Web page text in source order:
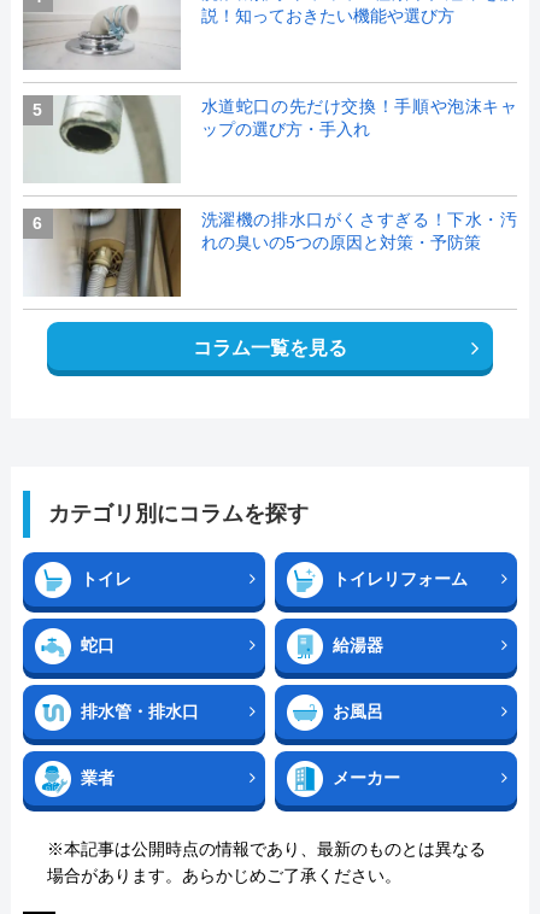
説！知っておきたい機能や選び方
5
水道蛇口の先だけ交換！手順や泡沫キャ
ップの選び方・手入れ
6
洗濯機の排水口がくさすぎる！下水・汚
れの臭いの5つの原因と対策・予防策
コラム一覧を見る
カテゴリ別にコラムを探す
トイレ トイレリフォーム
蛇口 給湯器
排水管・排水口 お風呂
業者 メーカー
※本記事は公開時点の情報であり、最新のものとは異なる
場合があります。あらかじめご了承ください。